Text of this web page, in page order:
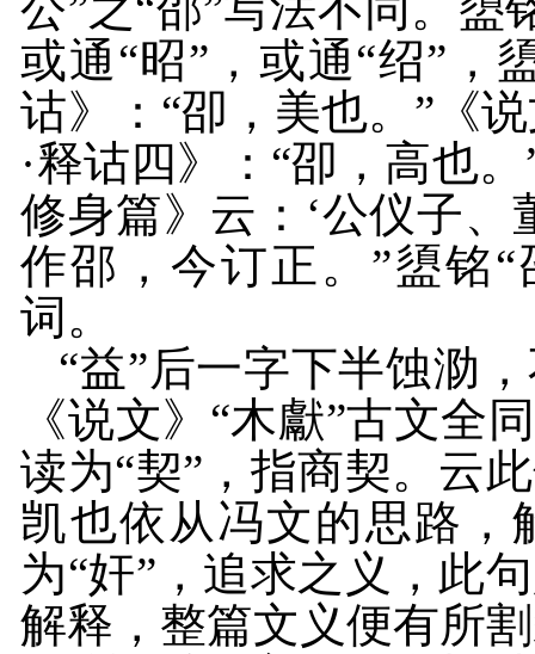
或通“昭”，或通“绍”，
诂》：“卲，美也。”《
·释诂四》：“卲，高也
修身篇》云：‘公仪子
作邵，今订正。”盨铭
词。
“益”后一字下半蚀泐
《说文》“木獻”古文全
读为“契”，指商契。云
凯也依从冯文的思路，
为“奸”，追求之义，此
解释，整篇文义便有所